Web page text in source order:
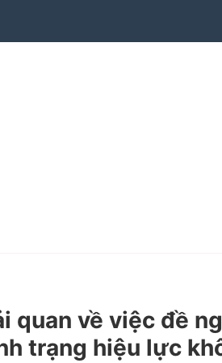
quan về việc đề
trạng hiệu lực